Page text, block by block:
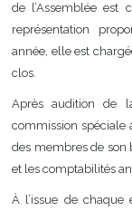
de l’Assemblée est
représentation
année, elle est
clos.
Après audition de
commission spéciale
des membres de son
et les comptabilités
À l’issue de chaque